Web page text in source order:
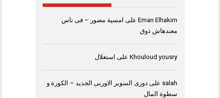
Eman Elhakim على امسية مصور – فى ناس
معندهاش ذوق
Khouloud yousry على استغلال
salah على دورى السوبر الاوربى الجديد – الكورة و
سطوة المال